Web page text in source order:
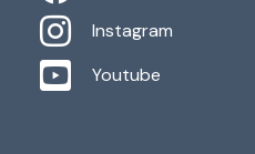
Instagram
Youtube